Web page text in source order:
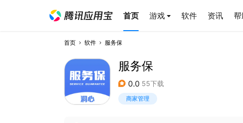
首页 游戏 软件 资讯
首页 软件 服务保
服务保
0.0 55下载
商家管理